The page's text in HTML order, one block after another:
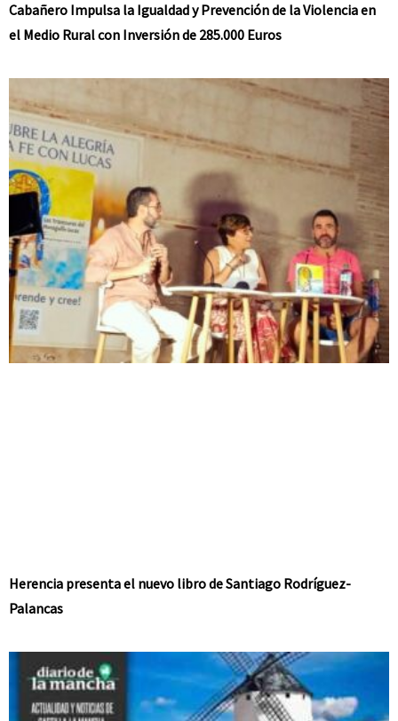
Cabañero Impulsa la Igualdad y Prevención de la Violencia en
el Medio Rural con Inversión de 285.000 Euros
Herencia presenta el nuevo libro de Santiago Rodríguez-
Palancas